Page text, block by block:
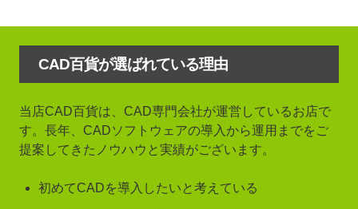
CAD百貨が選ばれている理由
当店CAD百貨は、CAD専門会社が運営しているお店で
す。長年、CADソフトウェアの導入から運用までをご
提案してきたノウハウと実績がございます。
初めてCADを導入したいと考えている